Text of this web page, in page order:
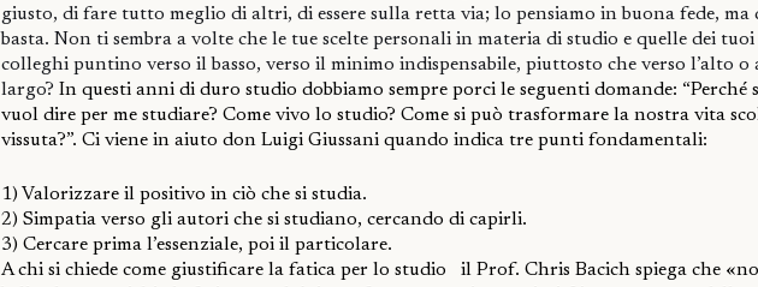
giusto, di fare tutto meglio di altri, di essere sulla retta via; lo pensiamo in buona fede, ma
basta. Non ti sembra a volte che le tue scelte personali in materia di studio e quelle dei
colleghi puntino verso il basso, verso il minimo indispensabile, piuttosto che verso l’alto o
largo? In questi anni di duro studio dobbiamo sempre porci le seguenti domande: “Perché
vuol dire per me studiare? Come vivo lo studio? Come si può trasformare la nostra vita
vissuta?”. Ci viene in aiuto don Luigi Giussani quando indica tre punti fondamentali:
1) Valorizzare il positivo in ciò che si studia.
2) Simpatia verso gli autori che si studiano, cercando di capirli.
3) Cercare prima l’essenziale, poi il particolare.
A chi si chiede come giustificare la fatica per lo studio
il Prof. Chris Bacich spiega che